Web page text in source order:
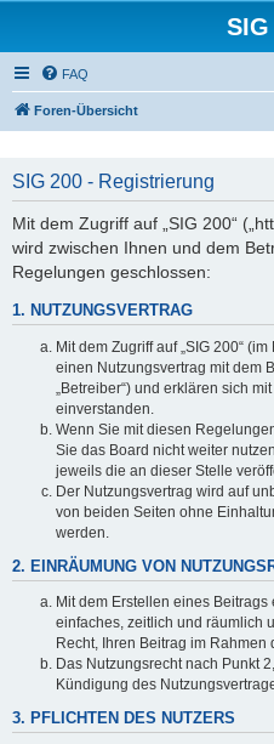
FAQ
Foren-Übersicht
SIG 200 - Registrierung
Mit dem Zugriff auf „SIG 200“
wird zwischen Ihnen und dem
Regelungen geschlossen:
1. NUTZUNGSVERTRAG
Mit dem Zugriff auf „SIG 200“
einen Nutzungsvertrag mit dem
„Betreiber“) und erklären sich
einverstanden.
Wenn Sie mit diesen
Sie das Board nicht weiter
jeweils die an dieser Stelle
Der Nutzungsvertrag wird auf
von beiden Seiten ohne
werden.
2. EINRÄUMUNG VON
Mit dem Erstellen eines
einfaches, zeitlich und räumlich
Recht, Ihren Beitrag im Rahmen
Das Nutzungsrecht nach Punkt
Kündigung des
3. PFLICHTEN DES NUTZERS